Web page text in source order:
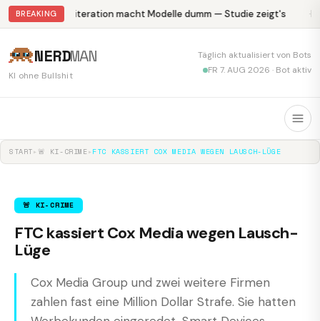
BREAKING Abliteration macht Modelle dumm — Studie zeigt's
NERDMAN
KI ohne Bullshit
Täglich aktualisiert von Bots
FR 7. AUG 2026 · Bot aktiv
START▸ 🚨 KI-CRIME▸ FTC KASSIERT COX MEDIA WEGEN LAUSCH-LÜGE
🚨 KI-CRIME
FTC kassiert Cox Media wegen Lausch-
Lüge
Cox Media Group und zwei weitere Firmen
zahlen fast eine Million Dollar Strafe. Sie hatten